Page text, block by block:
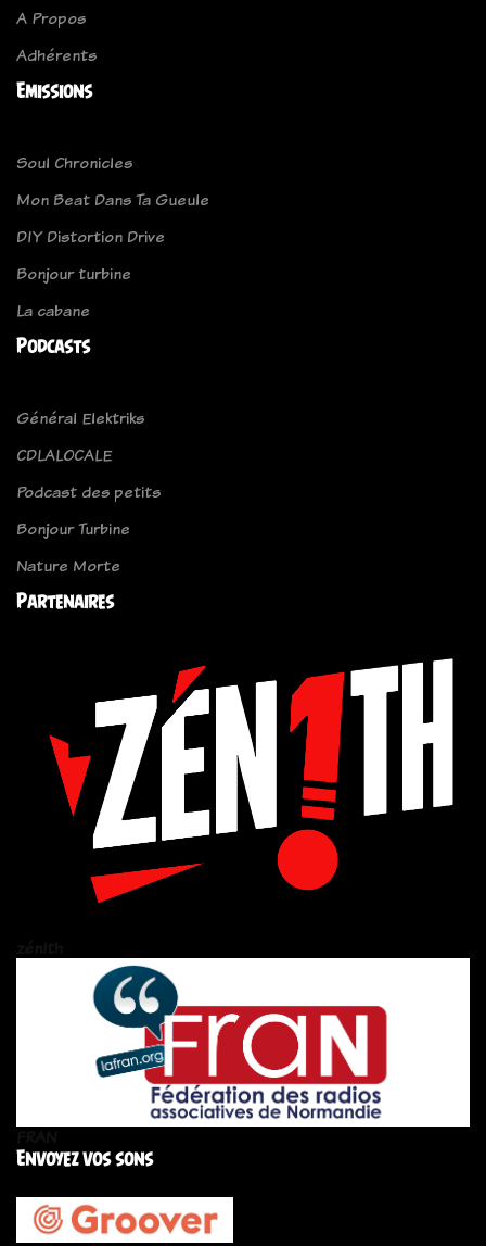
A Propos
Adhérents
Emissions
Soul Chronicles
Mon Beat Dans Ta Gueule
DIY Distortion Drive
Bonjour turbine
La cabane
Podcasts
Général Elektriks
CDLALOCALE
Podcast des petits
Bonjour Turbine
Nature Morte
Partenaires
Envoyez vos sons